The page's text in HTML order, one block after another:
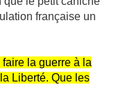
française un
la guerre à la
Liberté. Que les